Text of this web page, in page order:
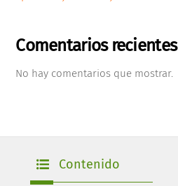
Comentarios recientes
No hay comentarios que mostrar.
Contenido